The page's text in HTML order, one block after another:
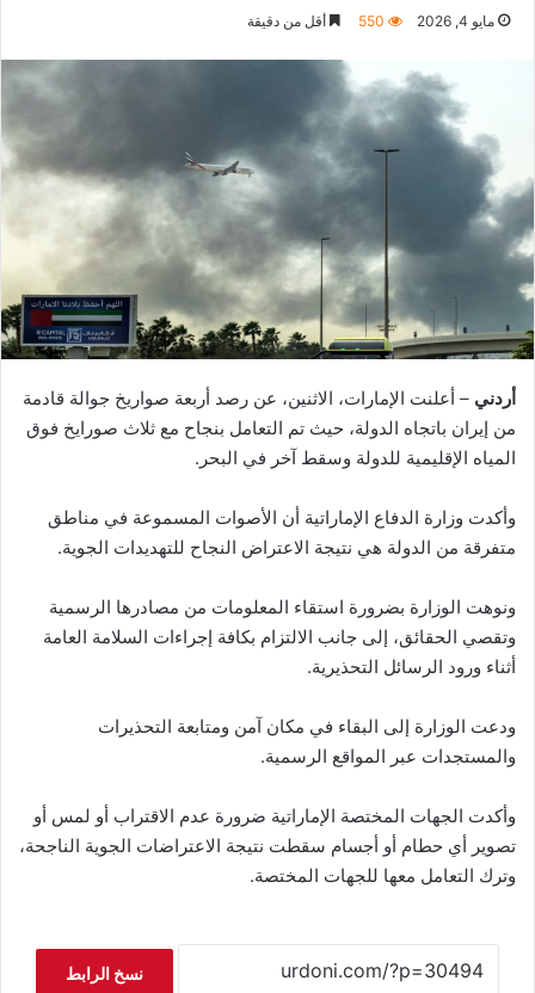
مايو 4, 2026 550 أقل من دقيقة
أردني – أعلنت الإمارات، الاثنين، عن رصد أربعة صواريخ جوالة قادمة
من إيران باتجاه الدولة، حيث تم التعامل بنجاح مع ثلاث صورايخ فوق
المياه الإقليمية للدولة وسقط آخر في البحر.
وأكدت وزارة الدفاع الإماراتية أن الأصوات المسموعة في مناطق
متفرقة من الدولة هي نتيجة الاعتراض النجاح للتهديدات الجوية.
ونوهت الوزارة بضرورة استقاء المعلومات من مصادرها الرسمية
وتقصي الحقائق، إلى جانب الالتزام بكافة إجراءات السلامة العامة
أثناء ورود الرسائل التحذيرية.
ودعت الوزارة إلى البقاء في مكان آمن ومتابعة التحذيرات
والمستجدات عبر المواقع الرسمية.
وأكدت الجهات المختصة الإماراتية ضرورة عدم الاقتراب أو لمس أو
تصوير أي حطام أو أجسام سقطت نتيجة الاعتراضات الجوية الناجحة،
وترك التعامل معها للجهات المختصة.
نسخ الرابط